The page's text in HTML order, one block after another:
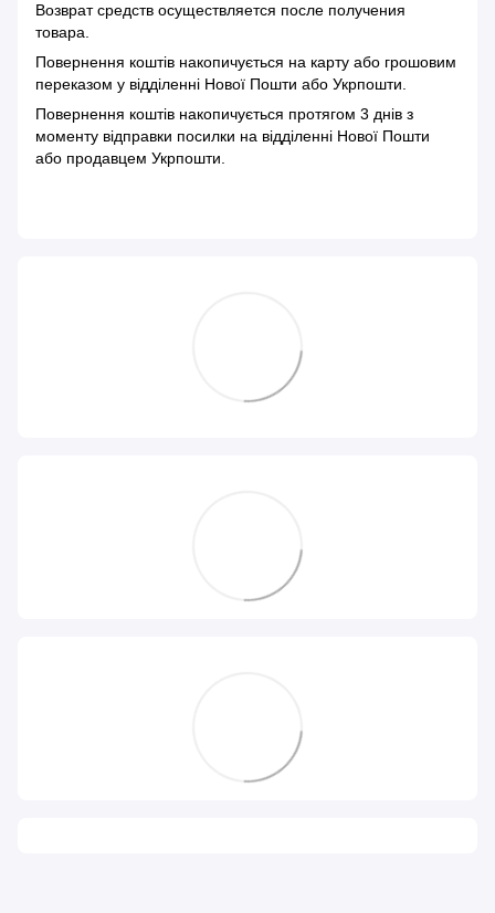
Возврат средств осуществляется после получения
товара.
Повернення коштів накопичується на карту або грошовим
переказом у відділенні Нової Пошти або Укрпошти.
Повернення коштів накопичується протягом 3 днів з
моменту відправки посилки на відділенні Нової Пошти
або продавцем Укрпошти.